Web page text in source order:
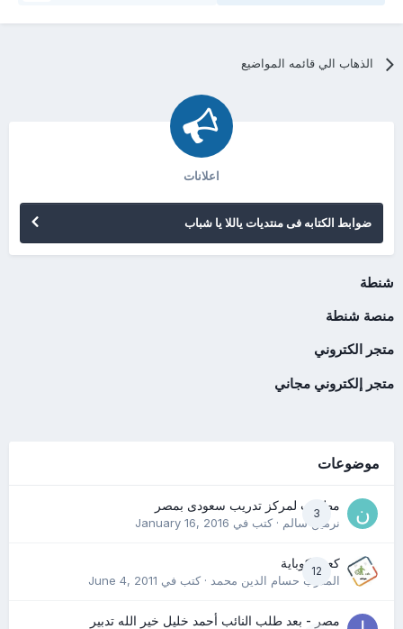
الذهاب الي قائمه المواضيع
اعلانات
ضوابط الكتابه فى منتديات ياللا يا شباب
شنطة
منصة شنطة
متجر الكتروني
متجر إلكتروني مجاني
موضوعات
3
مطلوب لمركز تدريب سعودى بمصر
نرمين سالم· كتب في January 16, 2016
12
كعب كوباية
المدرب حسام الدين محمد· كتب في June 4, 2011
مصر - بعد طلب النائب أحمد خليل خير الله تدبير